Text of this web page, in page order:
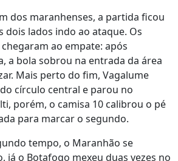
dos maranhenses, a partida ficou
dois lados indo ao ataque. Os
ao empate: após
a bola sobrou na entrada da área
Mais perto do fim, Vagalume
círculo central e parou no
porém, o camisa 10 calibrou o pé
para marcar o segundo.
tempo, o Maranhão se
já o Botafogo mexeu duas vezes no